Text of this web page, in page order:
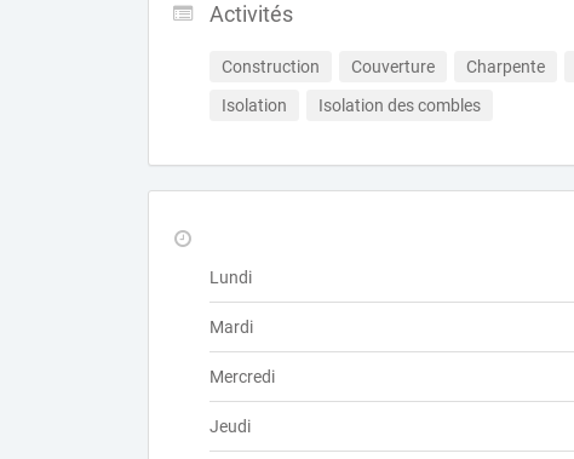
Activités
Construction Couverture Charpente
Isolation
Isolation des combles
Lundi
Mardi
Mercredi
Jeudi